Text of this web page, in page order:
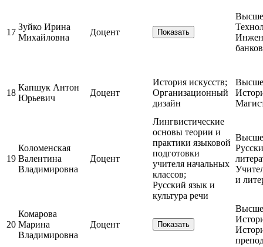
17
Зуйко Ирина
Михайловна
Доцент Показать
18
Капшук Антон
Юрьевич
Доцент
История искусств;
Организационный
дизайн
19
Коломенская
Валентина
Владимировна
Доцент
Лингвистические
основы теории и
практики языковой
подготовки
учителя начальных
классов;
Русский язык и
культура речи
и
20
Комарова
Марина
Владимировна
Доцент Показать